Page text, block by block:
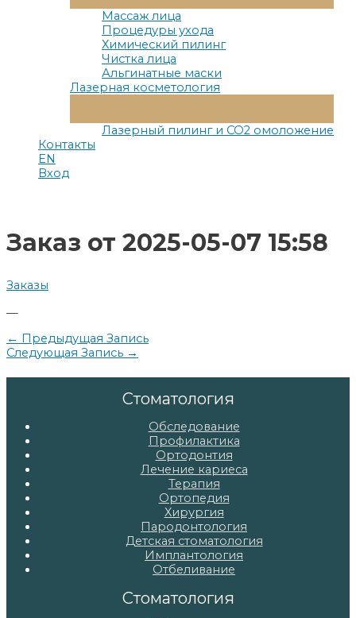
Меню
Массаж лица
Процедуры ухода
Химический пилинг
Чистка лица
Альгинатные маски
Лазерная косметология
Меню
Лазерный пилинг и СО2 омоложение
Контакты
EN
Вход
Заказ от 2025-05-07 15:58
Заказы
—
Навигация
по
← Предыдущая Запись
Следующая Запись →
Стоматология
Обследование
Профилактика
Ортодонтия
Лечение кариеса
Терапия
Ортопедия
Хирургия
Пародонтология
Детская стоматология
Имплантология
Отбеливание
Стоматология